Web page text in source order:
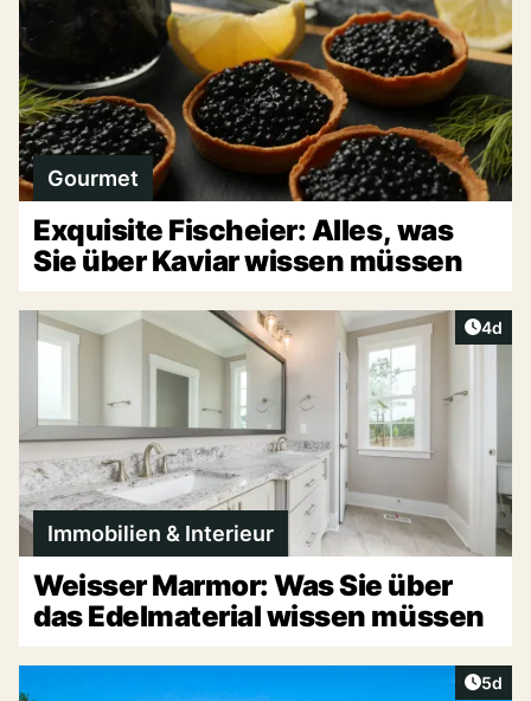
Gourmet
Exquisite Fischeier: Alles, was
Sie über Kaviar wissen müssen
4d
Immobilien & Interieur
Weisser Marmor: Was Sie über
das Edelmaterial wissen müssen
5d